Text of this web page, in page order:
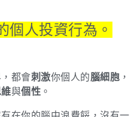
個人投資行為。
都會刺激你個人的腦細胞 ，
與個性 。